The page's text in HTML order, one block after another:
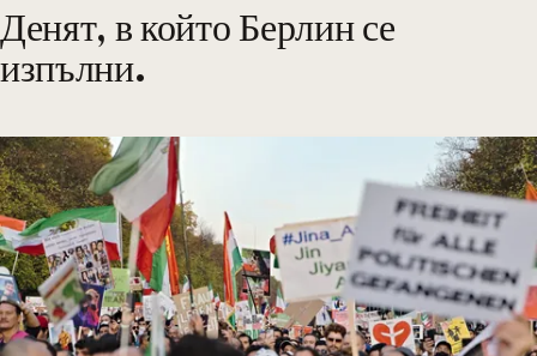
Денят, в който Берлин се
изпълни.